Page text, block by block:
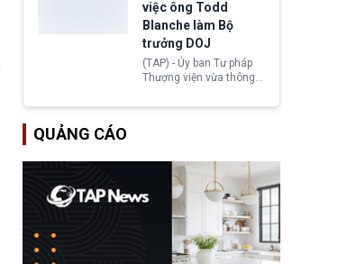
Kỳ (DHS) đang đối mặt
nguy cơ thiếu hụt lực
lượng trầm trọng. Điều
này cần được đặc biệt
chú ý bởi nếu các siêu
bão đổ bộ Hoa Kỳ ở nửa
quốc gia quá tải.
việc ông Todd
Blanche làm Bộ
trưởng DOJ
(TAP) - Ủy ban Tư pháp
Thượng viện vừa thông
Blanche làm Bộ trưởng
trưởng. Mặc dù vậy,
nhiều chính trị gia đảng
Cộng hoà (GOP) vẫn tỏ
ra hoài nghi, thậm chí
tuyên bố sẽ lên tiếng
phản đối khi đề cử này
được đưa ra toàn thể bỏ
QUẢNG CÁO